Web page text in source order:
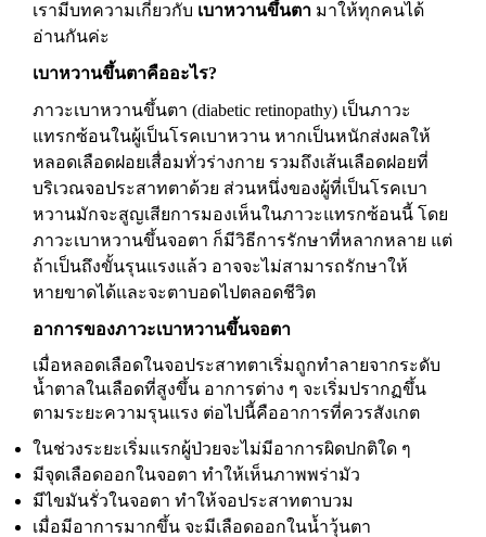
เรามีบทความเกี่ยวกับ เบาหวานขึ้นตา มาให้ทุกคนได้
อ่านกันค่ะ
เบาหวานขึ้นตาคืออะไร?
ภาวะเบาหวานขึ้นตา (diabetic retinopathy) เป็นภาวะ
แทรกซ้อนในผู้เป็นโรคเบาหวาน หากเป็นหนักส่งผลให้
หลอดเลือดฝอยเสื่อมทั่วร่างกาย รวมถึงเส้นเลือดฝอยที่
บริเวณจอประสาทตาด้วย ส่วนหนึ่งของผู้ที่เป็นโรคเบา
หวานมักจะสูญเสียการมองเห็นในภาวะแทรกซ้อนนี้ โดย
ภาวะเบาหวานขึ้นจอตา ก็มีวิธีการรักษาที่หลากหลาย แต่
ถ้าเป็นถึงขั้นรุนแรงแล้ว อาจจะไม่สามารถรักษาให้
หายขาดได้และจะตาบอดไปตลอดชีวิต
อาการของภาวะเบาหวานขึ้นจอตา
เมื่อหลอดเลือดในจอประสาทตาเริ่มถูกทำลายจากระดับ
น้ำตาลในเลือดที่สูงขึ้น อาการต่าง ๆ จะเริ่มปรากฏขึ้น
ตามระยะความรุนแรง ต่อไปนี้คืออาการที่ควรสังเกต
ในช่วงระยะเริ่มแรกผู้ป่วยจะไม่มีอาการผิดปกติใด ๆ
มีจุดเลือดออกในจอตา ทำให้เห็นภาพพร่ามัว
มีไขมันรั่วในจอตา ทำให้จอประสาทตาบวม
เมื่อมีอาการมากขึ้น จะมีเลือดออกในน้ำวุ้นตา